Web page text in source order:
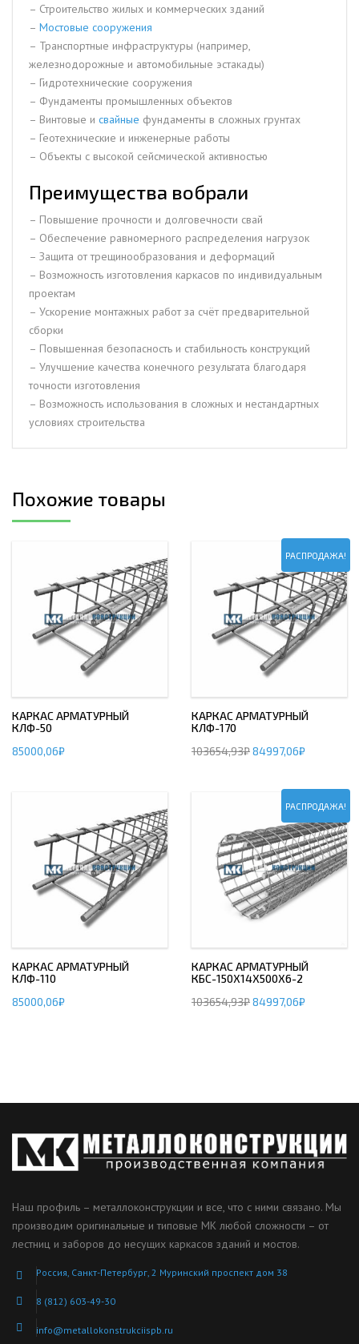
– Строительство жилых и коммерческих зданий
– Мостовые сооружения
– Транспортные инфраструктуры (например,
железнодорожные и автомобильные эстакады)
– Гидротехнические сооружения
– Фундаменты промышленных объектов
– Винтовые и свайные фундаменты в сложных грунтах
– Геотехнические и инженерные работы
– Объекты с высокой сейсмической активностью
Преимущества вобрали
– Повышение прочности и долговечности свай
– Обеспечение равномерного распределения нагрузок
– Защита от трещинообразования и деформаций
– Возможность изготовления каркасов по индивидуальным
проектам
– Ускорение монтажных работ за счёт предварительной
сборки
– Повышенная безопасность и стабильность конструкций
– Улучшение качества конечного результата благодаря
точности изготовления
– Возможность использования в сложных и нестандартных
условиях строительства
Похожие товары
КАРКАС АРМАТУРНЫЙ
КЛФ-50
85000,06₽
РАСПРОДАЖА!
КАРКАС АРМАТУРНЫЙ
КЛФ-170
103654,93₽84997,06₽
КАРКАС АРМАТУРНЫЙ
КЛФ-110
85000,06₽
РАСПРОДАЖА!
КАРКАС АРМАТУРНЫЙ
КБС-150Х14Х500Х6-2
103654,93₽84997,06₽
Наш профиль – металлоконструкции и все, что с ними связано. Мы
производим оригинальные и типовые МК любой сложности – от
лестниц и заборов до несущих каркасов зданий и мостов.
Россия, Санкт-Петербург, 2 Муринский проспект дом 38
8 (812) 603-49-30
info@metallokonstrukciispb.ru